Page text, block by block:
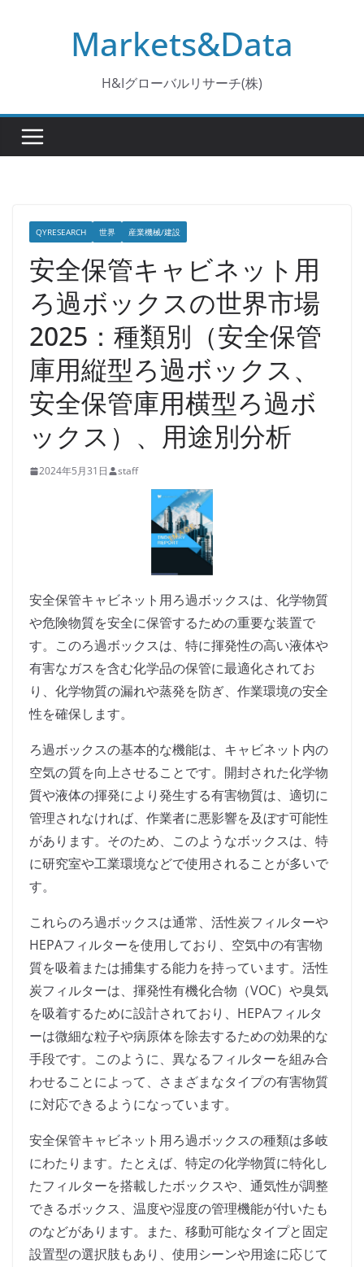
Markets&Data
H&Iグローバルリサーチ(株)
QYRESEARCH 世界 産業機械/建設
安全保管キャビネット用
ろ過ボックスの世界市場
2025：種類別（安全保管
庫用縦型ろ過ボックス、
安全保管庫用横型ろ過ボ
ックス）、用途別分析
2024年5月31日 staff
安全保管キャビネット用ろ過ボックスは、化学物質
や危険物質を安全に保管するための重要な装置で
す。このろ過ボックスは、特に揮発性の高い液体や
有害なガスを含む化学品の保管に最適化されてお
り、化学物質の漏れや蒸発を防ぎ、作業環境の安全
性を確保します。
ろ過ボックスの基本的な機能は、キャビネット内の
空気の質を向上させることです。開封された化学物
質や液体の揮発により発生する有害物質は、適切に
管理されなければ、作業者に悪影響を及ぼす可能性
があります。そのため、このようなボックスは、特
に研究室や工業環境などで使用されることが多いで
す。
これらのろ過ボックスは通常、活性炭フィルターや
HEPAフィルターを使用しており、空気中の有害物
質を吸着または捕集する能力を持っています。活性
炭フィルターは、揮発性有機化合物（VOC）や臭気
を吸着するために設計されており、HEPAフィルタ
ーは微細な粒子や病原体を除去するための効果的な
手段です。このように、異なるフィルターを組み合
わせることによって、さまざまなタイプの有害物質
に対応できるようになっています。
安全保管キャビネット用ろ過ボックスの種類は多岐
にわたります。たとえば、特定の化学物質に特化し
たフィルターを搭載したボックスや、通気性が調整
できるボックス、温度や湿度の管理機能が付いたも
のなどがあります。また、移動可能なタイプと固定
設置型の選択肢もあり、使用シーンや用途に応じて